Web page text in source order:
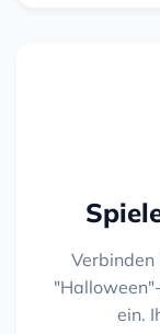
Verbinden
ein.